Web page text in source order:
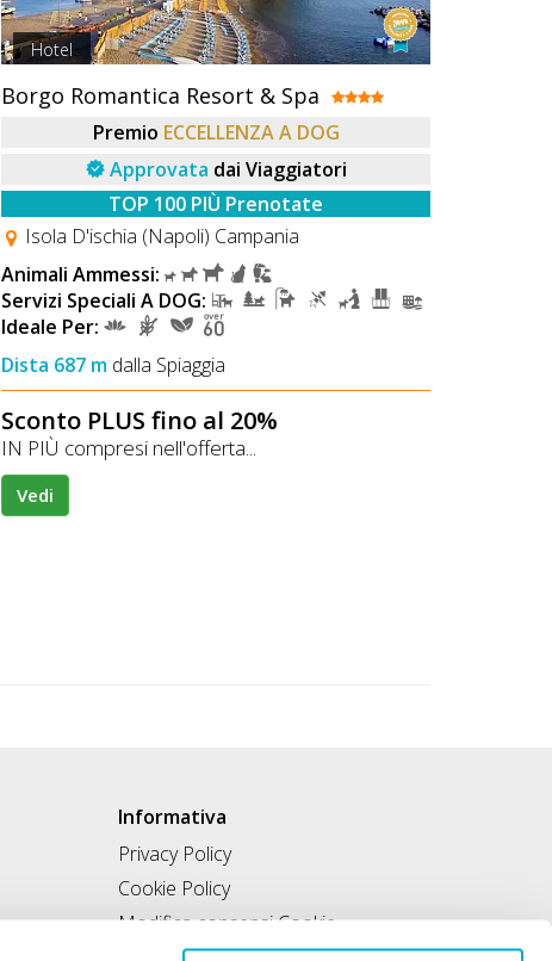
Hotel
Borgo Romantica Resort & Spa
Premio ECCELLENZA A DOG
Approvata dai Viaggiatori
TOP 100 PIÙ Prenotate
Isola D'ischia (Napoli) Campania
Animali Ammessi:
Servizi Speciali A DOG:
Ideale Per:
Dista 687 m dalla Spiaggia
Sconto PLUS fino al 20%
IN PIÙ compresi nell'offerta...
Vedi
Informativa
Privacy Policy
Cookie Policy
Modifica consensi Cookie